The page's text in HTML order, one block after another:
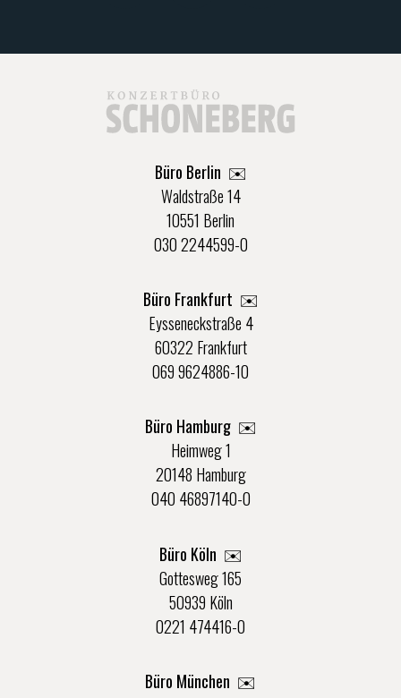
Büro Berlin ✉️
Waldstraße 14
10551 Berlin
030 2244599-0
Büro Frankfurt ✉️
Eysseneckstraße 4
60322 Frankfurt
069 9624886-10
Büro Hamburg ✉️
Heimweg 1
20148 Hamburg
040 46897140-0
Büro Köln ✉️
Gottesweg 165
50939 Köln
0221 474416-0
Büro München ✉️